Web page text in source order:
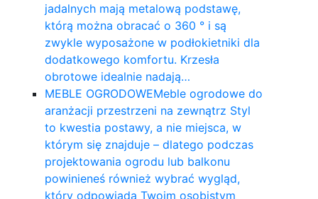
jadalnych mają metalową podstawę,
którą można obracać o 360 ° i są
zwykle wyposażone w podłokietniki dla
dodatkowego komfortu. Krzesła
obrotowe idealnie nadają…
MEBLE OGRODOWEMeble ogrodowe do
aranżacji przestrzeni na zewnątrz Styl
to kwestia postawy, a nie miejsca, w
którym się znajduje – dlatego podczas
projektowania ogrodu lub balkonu
powinieneś również wybrać wygląd,
który odpowiada Twoim osobistym